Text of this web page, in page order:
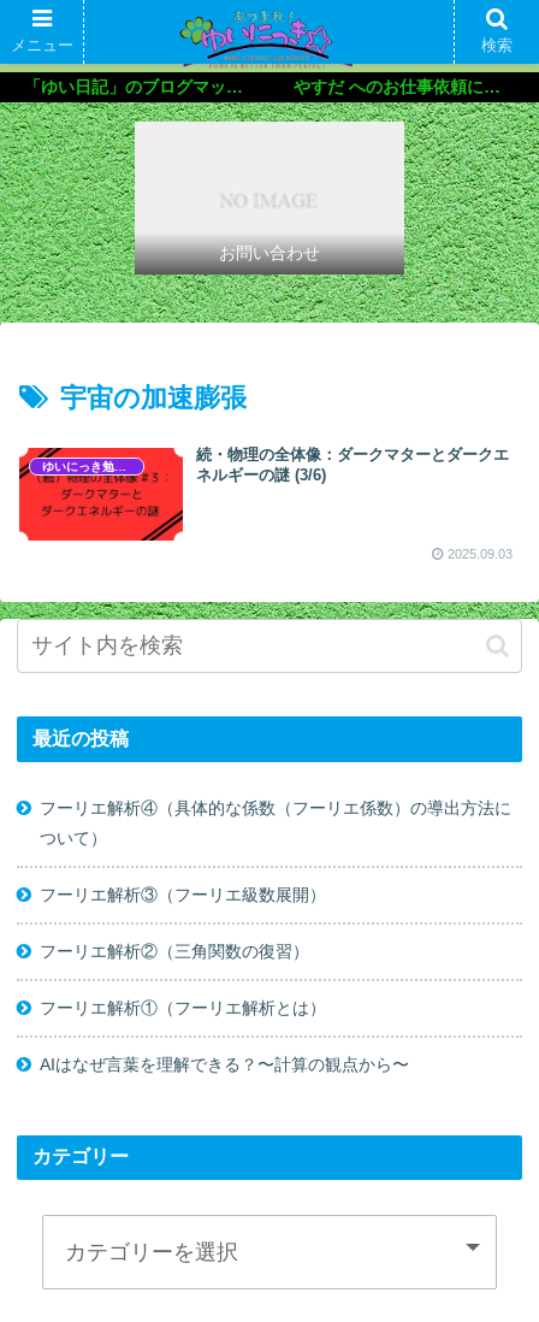
「ゆい日記」のブログマップ🌝 やすだ へのお仕事依頼について
お問い合わせ
宇宙の加速膨張
続・物理の全体像：ダークマターとダークエ
ネルギーの謎 (3/6)
2025.09.03
最近の投稿
フーリエ解析④（具体的な係数（フーリエ係数）の導出方法に
ついて）
フーリエ解析③（フーリエ級数展開）
フーリエ解析②（三角関数の復習）
フーリエ解析①（フーリエ解析とは）
AIはなぜ言葉を理解できる？〜計算の観点から〜
カテゴリー
メニュー 検索